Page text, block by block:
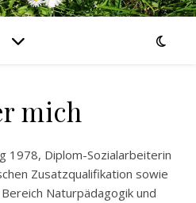
mich
Zusatzqualifikation sowie
Naturpädagogik und